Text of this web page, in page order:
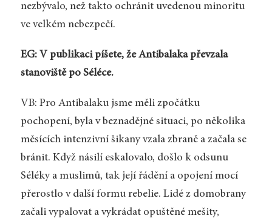
nezbývalo, než takto ochránit uvedenou minoritu
ve velkém nebezpečí.
EG: V publikaci píšete, že Antibalaka převzala
stanoviště po Séléce.
VB: Pro Antibalaku jsme měli zpočátku
pochopení, byla v beznadějné situaci, po několika
měsících intenzivní šikany vzala zbraně a začala se
bránit. Když násilí eskalovalo, došlo k odsunu
Séléky a muslimů, tak její řádění a opojení mocí
přerostlo v další formu rebelie. Lidé z domobrany
začali vypalovat a vykrádat opuštěné mešity,